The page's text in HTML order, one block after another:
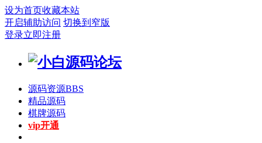
设为首页收藏本站
开启辅助访问 切换到窄版
登录立即注册
源码资源BBS
精品源码
棋牌源码
vip开通